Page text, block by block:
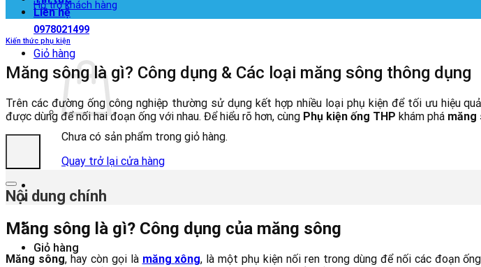
Hỗ trợ khách hàng
0978021499
Giỏ hàng
Chưa có sản phẩm trong giỏ hàng.
Quay trở lại cửa hàng
Giỏ hàng
Liên hệ
Kiến thức phụ kiện
Măng sông là gì? Công dụng & Các loại măng sông thông dụng
Trên các đường ống công nghiệp thường sử dụng kết hợp nhiều loại phụ kiện để tối ưu hiệu
được dùng để nối hai đoạn ống với nhau. Để hiểu rõ hơn, cùng Phụ kiện ống THP khám phá măng
Nội dung chính
Măng sông là gì? Công dụng của măng sông
Măng sông, hay còn gọi là măng xông, là một phụ kiện nối ren trong dùng để nối các đoạn